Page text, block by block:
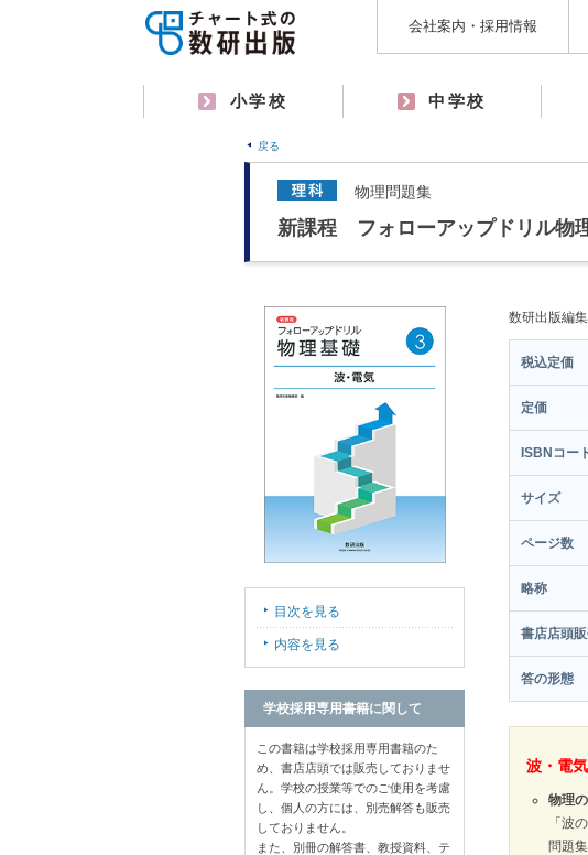
会社案内・採用情報
小学校 中学校
戻る
物理問題集
新課程 フォローアップドリル
数研出版編
税込定価
定価
ISBNコー
サイズ
ページ数
略称
書店店頭
答の形態
波・電
物理
「波
問題
目次を見る
内容を見る
学校採用専用書籍に関して
この書籍は学校採用専用書籍のた
め、書店店頭では販売しておりませ
ん。学校の授業等でのご使用を考慮
し、個人の方には、別売解答も販売
しておりません。
また、別冊の解答書、教授資料、テ